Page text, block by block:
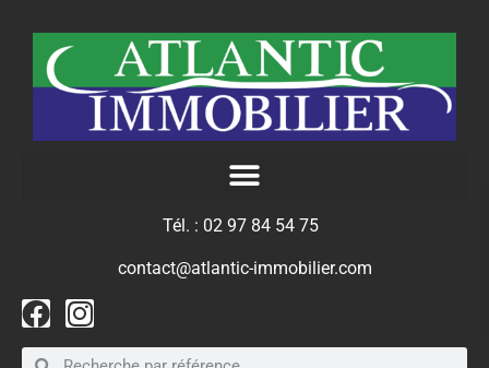
Tél. : 02 97 84 54 75
contact@atlantic-immobilier.com